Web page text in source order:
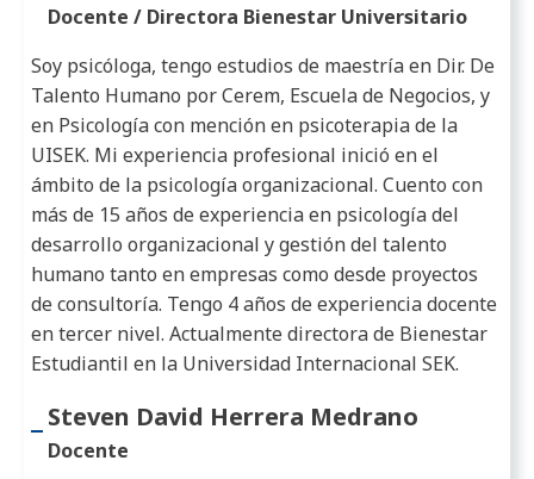
Docente / Directora Bienestar Universitario
Soy psicóloga, tengo estudios de maestría en Dir. De
Talento Humano por Cerem, Escuela de Negocios, y
en Psicología con mención en psicoterapia de la
UISEK. Mi experiencia profesional inició en el
ámbito de la psicología organizacional. Cuento con
más de 15 años de experiencia en psicología del
desarrollo organizacional y gestión del talento
humano tanto en empresas como desde proyectos
de consultoría. Tengo 4 años de experiencia docente
en tercer nivel. Actualmente directora de Bienestar
Estudiantil en la Universidad Internacional SEK.
Steven David Herrera Medrano
Docente